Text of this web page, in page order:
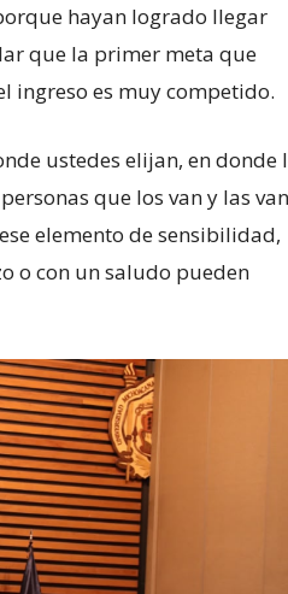
hayan logrado llegar
que la primer meta que
ingreso es muy competido.
ustedes elijan, en donde
que los van y las
elemento de sensibilidad,
o con un saludo pueden